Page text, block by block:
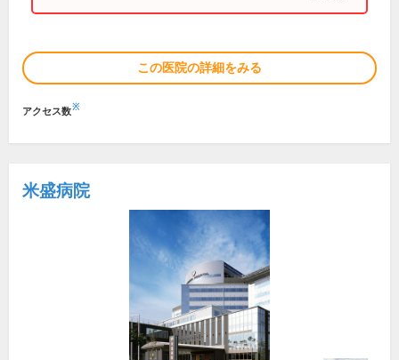
この医院の詳細をみる
アクセス数※
米盛病院